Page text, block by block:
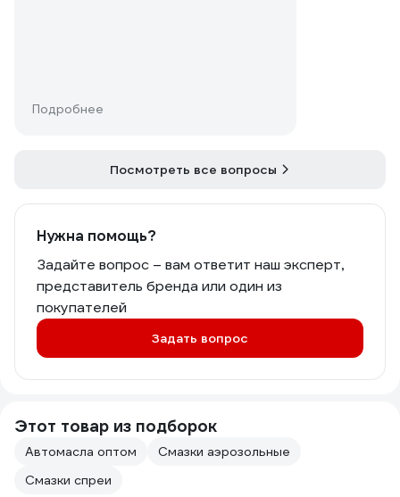
Подробнее
Посмотреть все вопросы
Нужна помощь?
Задайте вопрос – вам ответит наш эксперт,
представитель бренда или один из
покупателей
Задать вопрос
Этот товар из подборок
Автомасла оптом
Смазки аэрозольные
Смазки спреи